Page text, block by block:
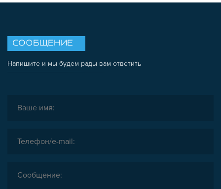
СООБЩЕНИЕ
Напишите и мы будем рады вам ответить